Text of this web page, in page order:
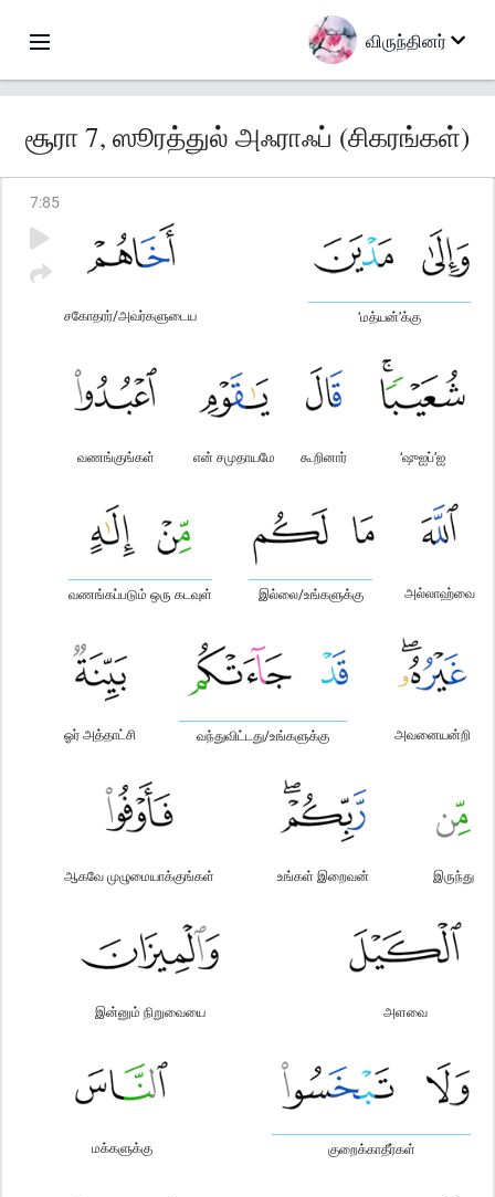
விருந்தினர்
சூரா 7, ஸூரத்துல் அஃராஃப் (சிகரங்கள்)
7:85
‘மத்யன்’க்கு
சகோதரர்/அவர்களுடைய
‘ஷுஐப்’ஐ
கூறினார்
என் சமுதாயமே
வணங்குங்கள்
அல்லாஹ்வை
இல்லை/உங்களுக்கு
வணங்கப்படும் ஒரு கடவுள்
அவனையன்றி
வந்துவிட்டது/உங்களுக்கு
ஓர் அத்தாட்சி
இருந்து
உங்கள் இறைவன்
ஆகவே முழுமையாக்குங்கள்
அளவை
இன்னும் நிறுவையை
குறைக்காதீர்கள்
மக்களுக்கு